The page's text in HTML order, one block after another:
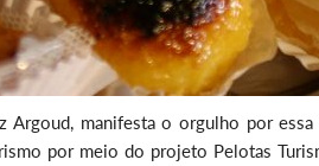
Argoud, manifesta o orgulho por
por meio do projeto Pelotas